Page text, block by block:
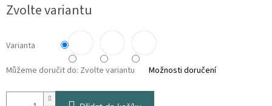
cena:
Zvolte variantu
Varianta
Můžeme doručit do: Zvolte variantu Možnosti doručení